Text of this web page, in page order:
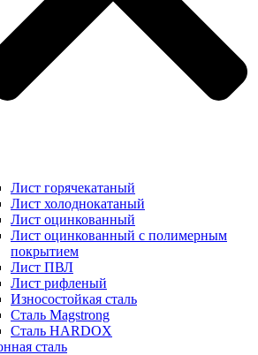
Лист горячекатаный
Лист холоднокатаный
Лист оцинкованный
Лист оцинкованный с полимерным
покрытием
Лист ПВЛ
Лист рифленый
Износостойкая сталь
Сталь Magstrong
Сталь HARDOX
сталь